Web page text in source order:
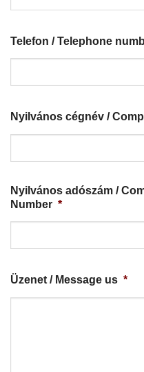
Telefon / Telephone
Nyilvános cégnév /
Nyilvános adószám /
Number *
Üzenet / Message us *